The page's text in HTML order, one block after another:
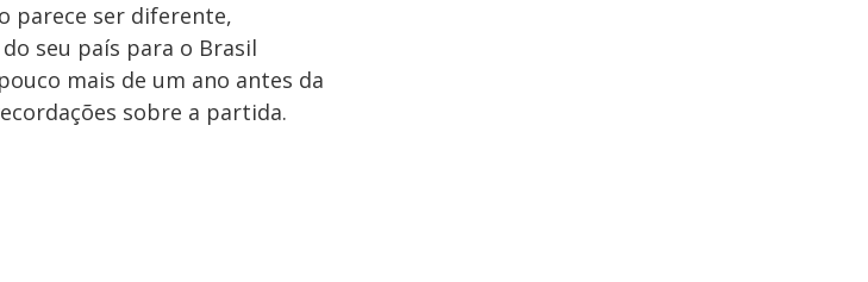
parece ser diferente,
seu país para o Brasil
mais de um ano antes da
sobre a partida.